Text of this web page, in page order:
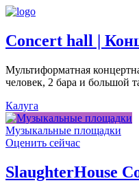
Concert hall |
Мультиформатная
человек, 2 бара и большой
Калуга
Музыкальные площадки
Оценить сейчас
SlaughterHouse